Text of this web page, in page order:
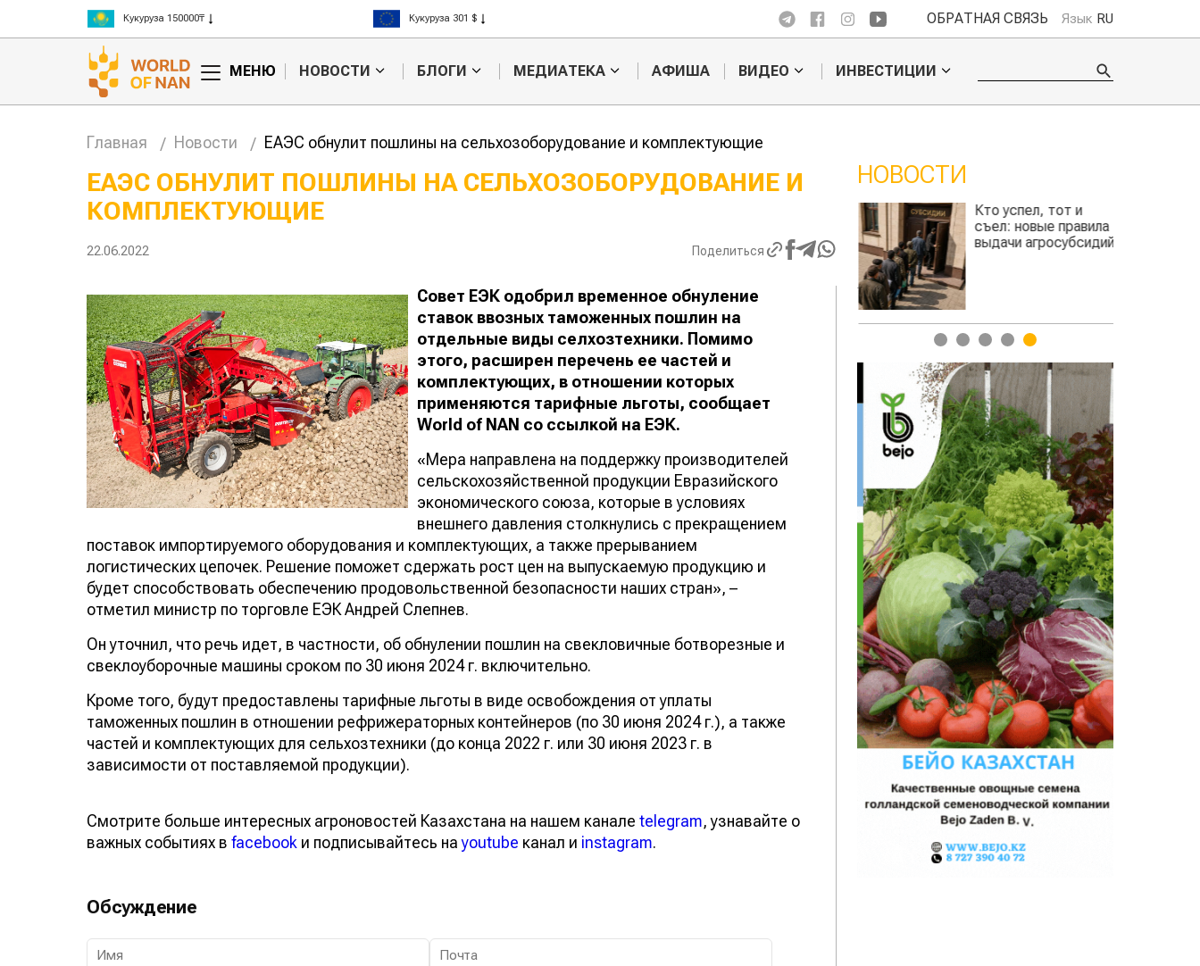
Рис 300000₸
Пшеница 3 класс 125000₸
Рис 408 $
Пшеница 423 $
ОБРАТНАЯ СВЯЗЬ Язык RU
МЕНЮ НОВОСТИ БЛОГИ МЕДИАТЕКА АФИША ВИДЕО ИНВЕСТИЦИИ
Главная Новости ЕАЭС обнулит пошлины на сельхозоборудование и комплектующие
ЕАЭС ОБНУЛИТ ПОШЛИНЫ НА СЕЛЬХОЗОБОРУДОВАНИЕ И
КОМПЛЕКТУЮЩИЕ
22.06.2022 Поделиться
Совет ЕЭК одобрил временное обнуление
ставок ввозных таможенных пошлин на
отдельные виды селхозтехники. Помимо
этого, расширен перечень ее частей и
комплектующих, в отношении которых
применяются тарифные льготы, сообщает
World of NAN со ссылкой на ЕЭК.
«Мера направлена на поддержку производителей
сельскохозяйственной продукции Евразийского
экономического союза, которые в условиях
внешнего давления столкнулись с прекращением
поставок импортируемого оборудования и комплектующих, а также прерыванием
логистических цепочек. Решение поможет сдержать рост цен на выпускаемую продукцию и
будет способствовать обеспечению продовольственной безопасности наших стран», –
отметил министр по торговле ЕЭК Андрей Слепнев.
Он уточнил, что речь идет, в частности, об обнулении пошлин на свекловичные ботворезные и
свеклоуборочные машины сроком по 30 июня 2024 г. включительно.
Кроме того, будут предоставлены тарифные льготы в виде освобождения от уплаты
таможенных пошлин в отношении рефрижераторных контейнеров (по 30 июня 2024 г.), а также
частей и комплектующих для сельхозтехники (до конца 2022 г. или 30 июня 2023 г. в
зависимости от поставляемой продукции).
Смотрите больше интересных агроновостей Казахстана на нашем канале telegram, узнавайте о
важных событиях в facebook и подписывайтесь наyoutube канал и instagram.
Обсуждение
НОВОСТИ
Картофельные
войны: колорадского
продуктивность
мясного скота
Кто успел, тот и
съел: новые правила
выдачи агросубсидий
1 2 3 4 5